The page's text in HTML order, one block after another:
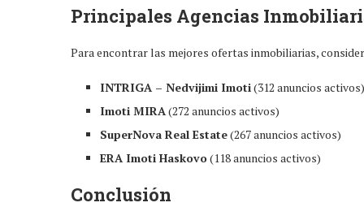
Principales Agencias
Para encontrar las mejores ofertas inmobiliarias,
INTRIGA – Nedvijimi Imoti(312 anuncios activos)
Imoti MIRA(272 anuncios activos)
SuperNova Real Estate(267 anuncios activos)
ERA Imoti Haskovo(118 anuncios activos)
Conclusión